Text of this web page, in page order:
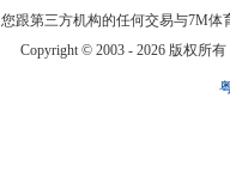
您跟第三方机构的任何交易与7M
Copyright © 2003 - 2026 版权所有